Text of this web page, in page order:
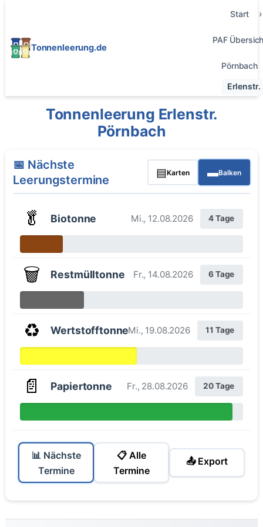
Tonnenleerung.de
Start
PAF
Pörnbach
Erlenstr.
Tonnenleerung Erlenstr.
Pörnbach
📅 Nächste
Leerungstermine
▤Karten ▬Balken
🥬 Biotonne Mi., 12.08.2026 4 Tage
🗑️ Restmülltonne Fr., 14.08.2026 6 Tage
♻️ WertstofftonneMi., 19.08.2026 11 Tage
📄 Papiertonne Fr., 28.08.2026 20 Tage
📊 Nächste
Termine
📋 Alle
Termine
📤 Export